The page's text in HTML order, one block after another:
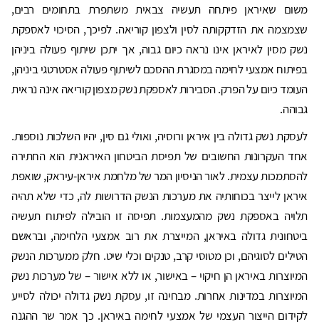
משום שאיראן פיתחה תעשיה צבאית משתפרת בתחומים רבים,
שצמצמה את הזדקקותה לסין ולצפון קוריאה. לפיכך, הסיכוי לאספקת
נשק מסין לאיראן אינו נראה כיום גבוה, אך יתכן שיתוף פעולה ביניהן
בפיתוח אמצעי לחימה במסגרת ההסכם לשיתוף פעולה אסטרטגי ביניהן,
העומד כיום על הפרק. הסבירות לאספקת נשק מצפון קוריאה אינה נראית
גבוהה.
לעסקת נשק גדולה בין איראן ורוסיה, ואולי גם סין, יהיו השלכות נוספות.
אחד העקרונות החשובים של תפיסת הביטחון האיראנית הוא החתירה
להסתמכות עצמית. לאור הניסיון המר של מלחמת איראן-עיראק, שואפת
איראן לייצר בכוחותיה את מערכות הנשק הדרושות לה, כדי שלא תהיה
תלויה באספקת נשק מהמעצמות. תפיסה זו הובילה לפיתוח תעשיה
ביטחונית גדולה באיראן, המייצרת את רוב אמצעי הלחימה, ובראשם
הטילים לסוגיהם, וכן מטוסי קרב, טנקים וכלי שיט. חלק ממערכות הנשק
המיוצרות באיראן הן חיקוי – באישור, או ללא אישור – של מערכות נשק
המיוצרות במדינות אחרות. מבחינה זו, עסקת נשק גדולה יכולה לסייע
לקידום הייצור העצמי של אמצעי לחימה באיראן. כך אמר שר ההגנה